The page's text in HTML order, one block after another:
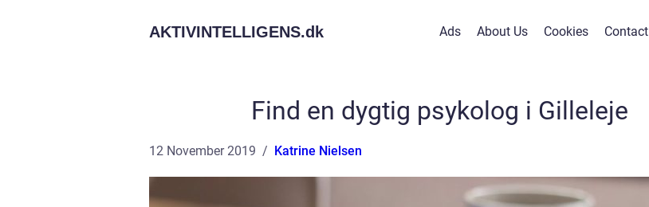
AKTIVINTELLIGENS.dk Ads About Us Cookies Contact
Find en dygtig psykolog i Gilleleje
12 November 2019 Katrine Nielsen